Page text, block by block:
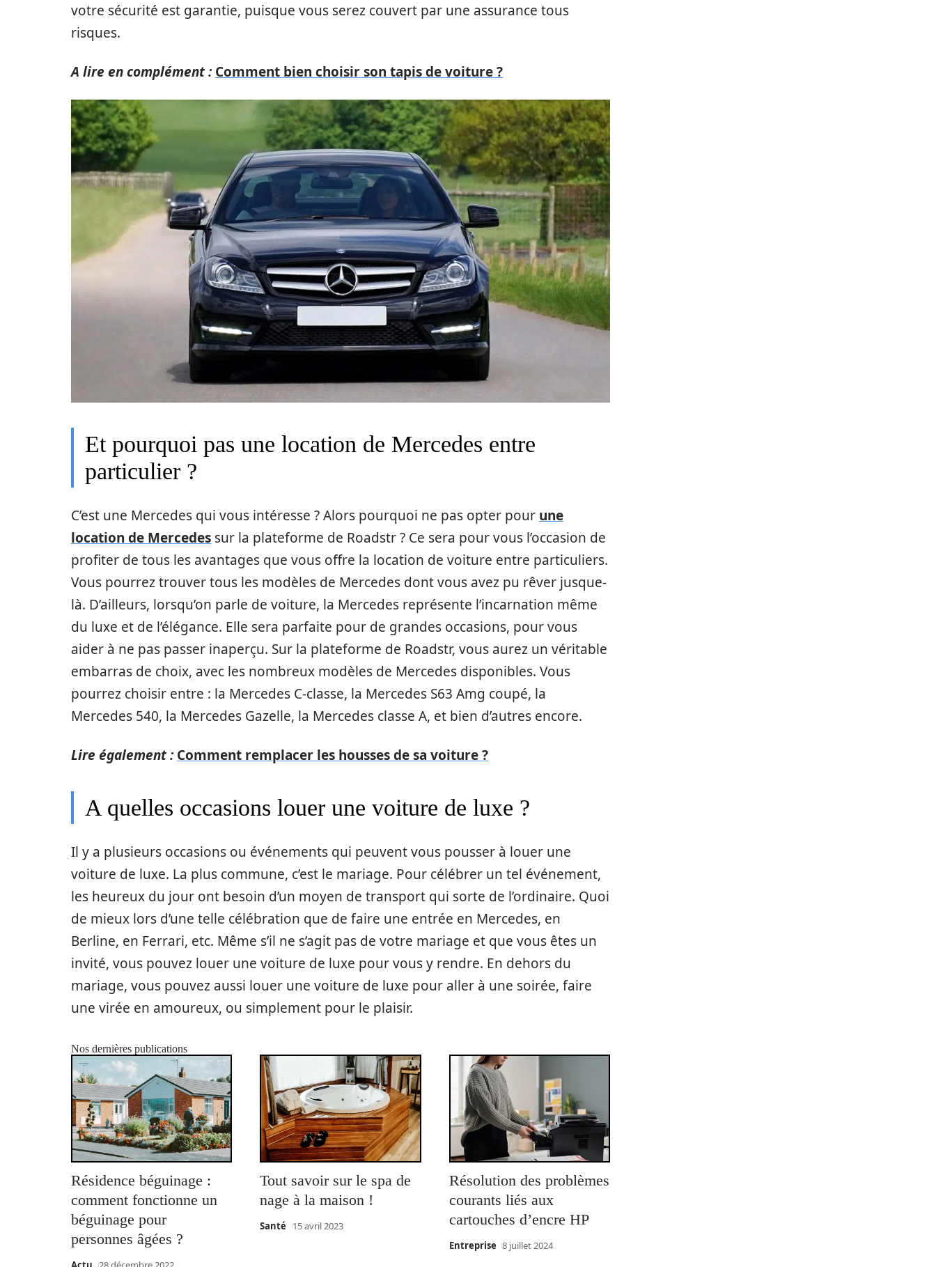
votre sécurité est garantie, puisque vous serez couvert par une assurance tous
risques.
A lire en complément : Comment bien choisir son tapis de voiture ?
Et pourquoi pas une location de Mercedes entre
particulier ?
C’est une Mercedes qui vous intéresse ? Alors pourquoi ne pas opter pour une
location de Mercedes sur la plateforme de Roadstr ? Ce sera pour vous l’occasion de
profiter de tous les avantages que vous offre la location de voiture entre particuliers.
Vous pourrez trouver tous les modèles de Mercedes dont vous avez pu rêver jusque-
là. D’ailleurs, lorsqu’on parle de voiture, la Mercedes représente l’incarnation même
du luxe et de l’élégance. Elle sera parfaite pour de grandes occasions, pour vous
aider à ne pas passer inaperçu. Sur la plateforme de Roadstr, vous aurez un véritable
embarras de choix, avec les nombreux modèles de Mercedes disponibles. Vous
pourrez choisir entre : la Mercedes C-classe, la Mercedes S63 Amg coupé, la
Mercedes 540, la Mercedes Gazelle, la Mercedes classe A, et bien d’autres encore.
Lire également : Comment remplacer les housses de sa voiture ?
A quelles occasions louer une voiture de luxe ?
Il y a plusieurs occasions ou événements qui peuvent vous pousser à louer une
voiture de luxe. La plus commune, c’est le mariage. Pour célébrer un tel événement,
les heureux du jour ont besoin d’un moyen de transport qui sorte de l’ordinaire. Quoi
de mieux lors d’une telle célébration que de faire une entrée en Mercedes, en
Berline, en Ferrari, etc. Même s’il ne s’agit pas de votre mariage et que vous êtes un
invité, vous pouvez louer une voiture de luxe pour vous y rendre. En dehors du
mariage, vous pouvez aussi louer une voiture de luxe pour aller à une soirée, faire
une virée en amoureux, ou simplement pour le plaisir.
Nos dernières publications
Résidence béguinage :
comment fonctionne un
béguinage pour
personnes âgées ?
Tout savoir sur le spa de
nage à la maison !
Santé 15 avril 2023
Résolution des problèmes
courants liés aux
cartouches d’encre HP
Entreprise 8 juillet 2024